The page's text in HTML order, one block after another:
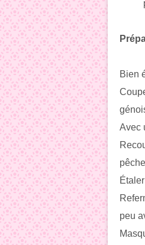
Bien
Avec
peu